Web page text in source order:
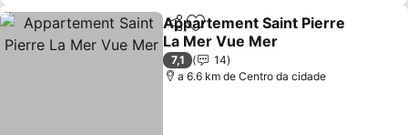
PartilharAdicionar aos favoritos
Appartement Saint Pierre
La Mer Vue Mer
7,1
14
a 6.6 km de Centro da cidade